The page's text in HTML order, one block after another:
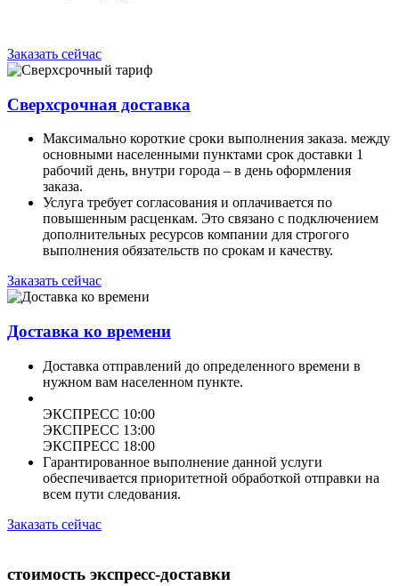
Заказать сейчас
Сверхсрочная доставка
Максимально короткие сроки выполнения заказа. между
основными населенными пунктами срок доставки 1
рабочий день, внутри города – в день оформления
заказа.
Услуга требует согласования и оплачивается по
повышенным расценкам. Это связано с подключением
дополнительных ресурсов компании для строгого
выполнения обязательств по срокам и качеству.
Заказать сейчас
Доставка ко времени
Доставка отправлений до определенного времени в
нужном вам населенном пункте.
ЭКСПРЕСС 10:00
ЭКСПРЕСС 13:00
ЭКСПРЕСС 18:00
Гарантированное выполнение данной услуги
обеспечивается приоритетной обработкой отправки на
всем пути следования.
Заказать сейчас
стоимость экспресс-доставки